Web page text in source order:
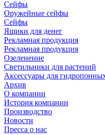
Сейфы
Оружейные сейфы
Сейфы
Ящики для денег
Рекламная продукция
Рекламная продукция
Озеленение
Светильники для растений
Аксессуары для
Архив
О компании
История компании
Производство
Новости
Пресса о нас